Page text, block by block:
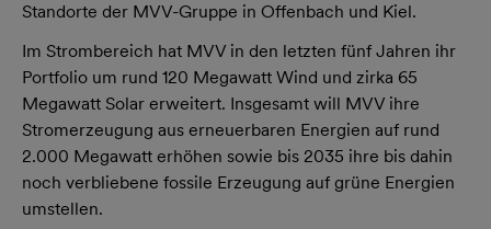
Standorte der MVV-Gruppe in Offenbach und Kiel.
Im Strombereich hat MVV in den letzten fünf Jahren ihr
Portfolio um rund 120 Megawatt Wind und zirka 65
Megawatt Solar erweitert. Insgesamt will MVV ihre
Stromerzeugung aus erneuerbaren Energien auf rund
2.000 Megawatt erhöhen sowie bis 2035 ihre bis dahin
noch verbliebene fossile Erzeugung auf grüne Energien
umstellen.